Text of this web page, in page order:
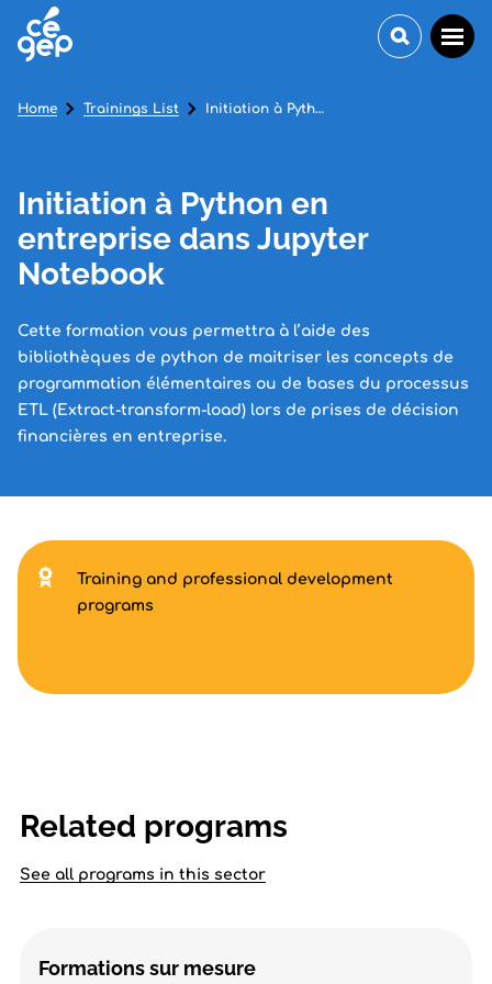
Initiation à Python en
entreprise dans Jupyter
Notebook
Cette formation vous permettra à l’aide des
bibliothèques de python de maitriser les concepts de
programmation élémentaires ou de bases du processus
ETL (Extract-transform-load) lors de prises de décision
financières en entreprise.
Home Trainings List Initiation à Python en entreprise dans Jupyter Notebook
Training and professional development
programs
Related programs
See all programs in this sector
Formations sur mesure